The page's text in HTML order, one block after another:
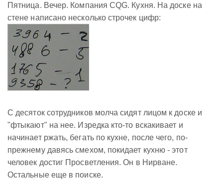
Пятница. Вечер. Компания CQG. Кухня. На доске на
стене написано несколько строчек цифр:
С десяток сотрудников молча сидят лицом к доске и
"фтыкают" на нее. Изредка кто-то вскакивает и
начинает ржать, бегать по кухне, после чего, по-
прежнему давясь смехом, покидает кухню - этот
человек достиг Просветления. Он в Нирване.
Остальные еще в поиске.